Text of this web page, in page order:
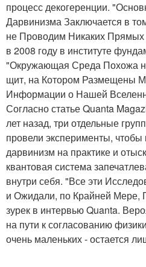
процесс декогеренции.
Дарвинизма Заключается в
не Проводим Никаких Прямых
в 2008 году в институте
"Окружающая Среда Похожа
щит, на Котором Размещены
Информации о Нашей
Согласно статье Quanta
лет назад, три отдельные
провели эксперименты,
дарвинизм на практике и
квантовая система
внутри себя. "Все эти
и Ожидали, по Крайней Мере,
зурек в интервью Quanta.
на пути к согласованию
очень маленьких - остается